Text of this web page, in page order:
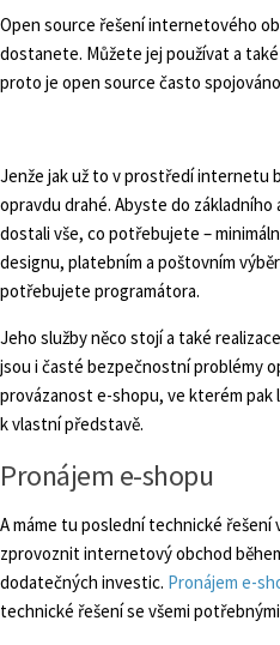
Open source řešení internetového
dostanete. Můžete jej používat a
proto je open source často
Jenže jak už to v prostředí internetu
opravdu drahé. Abyste do
dostali vše, co potřebujete –
designu, platebním a poštovním
potřebujete programátora.
Jeho služby něco stojí a také
jsou i časté bezpečnostní problémy
provázanost e-shopu, ve kterém pak
k vlastní představě.
Pronájem e-shopu
A máme tu poslední technické řešení
zprovoznit internetový obchod
dodatečných investic. Pronájem e-
technické řešení se všemi